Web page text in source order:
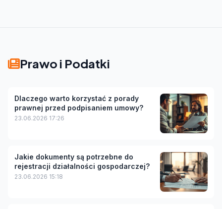
Prawo i Podatki
Dlaczego warto korzystać z porady
prawnej przed podpisaniem umowy?
23.06.2026 17:26
Jakie dokumenty są potrzebne do
rejestracji działalności gospodarczej?
23.06.2026 15:18